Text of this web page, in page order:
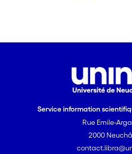
Service information
Rue Emile-
2000